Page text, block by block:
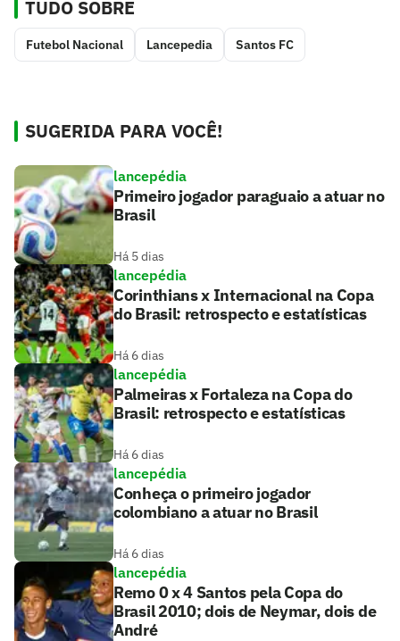
TUDO SOBRE
Futebol Nacional Lancepedia Santos FC
SUGERIDA PARA VOCÊ!
lancepédia
Primeiro jogador paraguaio a atuar no
Brasil
Há 5 dias
lancepédia
Corinthians x Internacional na Copa
do Brasil: retrospecto e estatísticas
Há 6 dias
lancepédia
Palmeiras x Fortaleza na Copa do
Brasil: retrospecto e estatísticas
Há 6 dias
lancepédia
Conheça o primeiro jogador
colombiano a atuar no Brasil
Há 6 dias
lancepédia
Remo 0 x 4 Santos pela Copa do
Brasil 2010; dois de Neymar, dois de
André